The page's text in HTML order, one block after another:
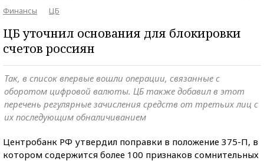
Финансы
ЦБ
ЦБ уточнил основания для блокировки
счетов россиян
Так, в список впервые вошли операции, связанные с
оборотом цифровой валюты. ЦБ также добавил в этот
перечень регулярные зачисления средств от третьих лиц с
их последующим обналичиванием
Центробанк РФ утвердил поправки в положение 375-П, в
котором содержится более 100 признаков сомнительных